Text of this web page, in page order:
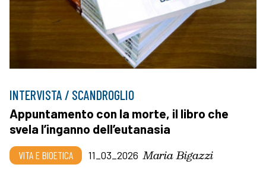
INTERVISTA / SCANDROGLIO
Appuntamento con la morte, il libro che
svela l’inganno dell’eutanasia
VITA E BIOETICA 11_03_2026 Maria Bigazzi